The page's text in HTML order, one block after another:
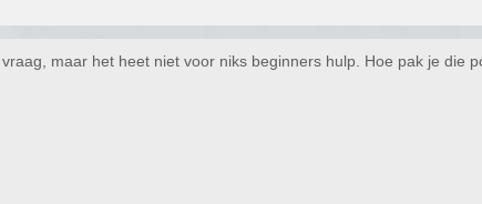
maar het heet niet voor niks beginners hulp. Hoe pak je die